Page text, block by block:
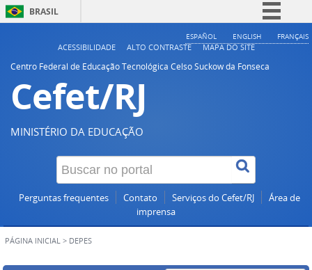
BRASIL
Simplifique!
ESPAÑOL ENGLISH FRANÇAIS
ACESSIBILIDADE ALTO CONTRASTE
MAPA DO SITE
Centro Federal de Educação Tecnológica Celso Suckow da Fonseca
Cefet/RJ
MINISTÉRIO DA EDUCAÇÃO
Perguntas frequentes Contato Serviços do Cefet/RJ
Área de
imprensa
PÁGINA INICIAL > DEPES